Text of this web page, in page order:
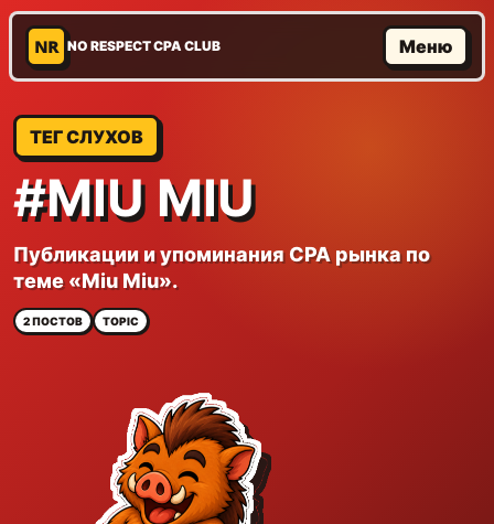
NR NO RESPECT CPA CLUB Меню
ТЕГ СЛУХОВ
#MIU MIU
Публикации и упоминания CPA рынка по
теме «Miu Miu».
2 ПОСТОВ TOPIC